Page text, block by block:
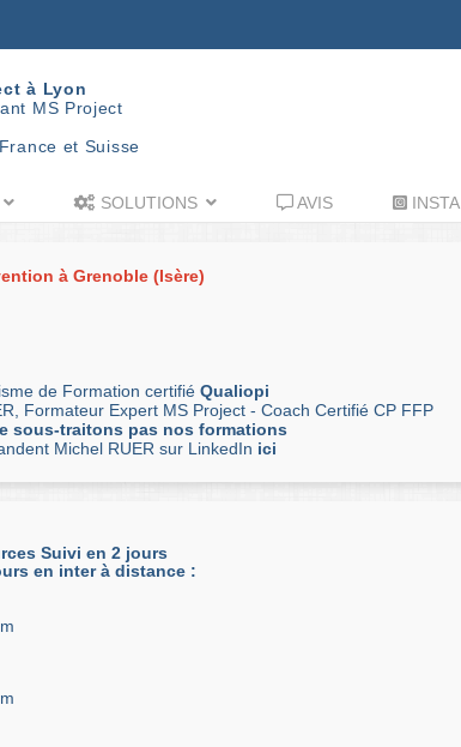
à Lyon
MS Project
et Suisse
SOLUTIONS AVIS INSTA
à Grenoble (Isère)
de Formation certifié Qualiopi
Formateur Expert MS Project - Coach Certifié CP FFP
sous-traitons pas nos formations
Michel RUER sur LinkedIn ici
Suivi en 2 jours
en inter à distance :